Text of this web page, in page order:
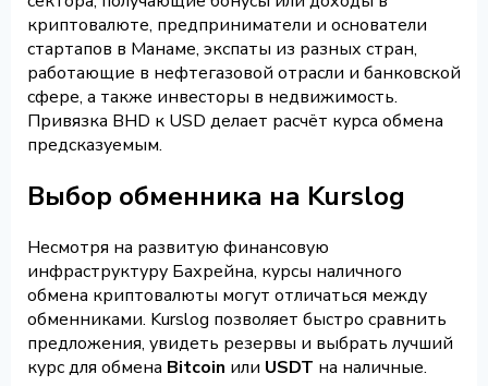
криптовалюте, предприниматели и основатели
стартапов в Манаме, экспаты из разных стран,
работающие в нефтегазовой отрасли и банковской
сфере, а также инвесторы в недвижимость.
Привязка BHD к USD делает расчёт курса обмена
предсказуемым.
Выбор обменника на Kurslog
Несмотря на развитую финансовую
инфраструктуру Бахрейна, курсы наличного
обмена криптовалюты могут отличаться между
обменниками. Kurslog позволяет быстро сравнить
предложения, увидеть резервы и выбрать лучший
курс для обмена Bitcoin или USDT на наличные.